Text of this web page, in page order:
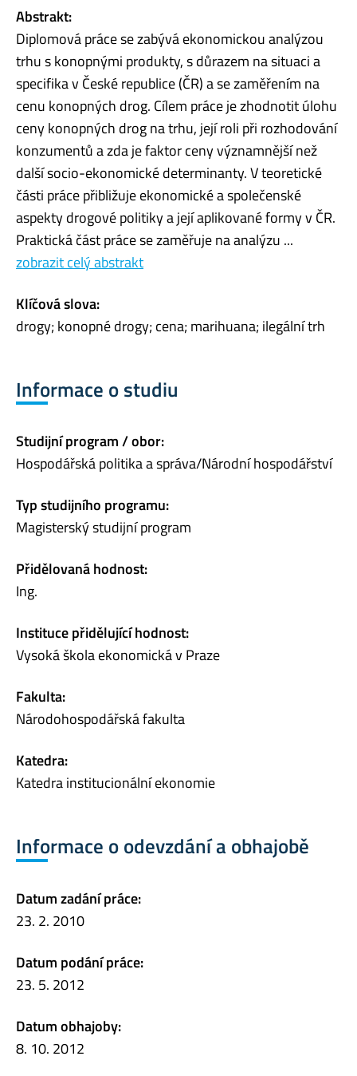
Abstrakt:
Diplomová práce se zabývá ekonomickou analýzou
trhu s konopnými produkty, s důrazem na situaci a
specifika v České republice (ČR) a se zaměřením na
cenu konopných drog. Cílem práce je zhodnotit úlohu
ceny konopných drog na trhu, její roli při rozhodování
konzumentů a zda je faktor ceny významnější než
další socio-ekonomické determinanty. V teoretické
části práce přibližuje ekonomické a společenské
aspekty drogové politiky a její aplikované formy v ČR.
Praktická část práce se zaměřuje na analýzu ...
zobrazit celý abstrakt
Klíčová slova:
drogy; konopné drogy; cena; marihuana; ilegální trh
Informace o studiu
Studijní program / obor:
Hospodářská politika a správa/Národní hospodářství
Typ studijního programu:
Magisterský studijní program
Přidělovaná hodnost:
Ing.
Instituce přidělující hodnost:
Vysoká škola ekonomická v Praze
Fakulta:
Národohospodářská fakulta
Katedra:
Katedra institucionální ekonomie
Informace o odevzdání a obhajobě
Datum zadání práce:
23. 2. 2010
Datum podání práce:
23. 5. 2012
Datum obhajoby:
8. 10. 2012